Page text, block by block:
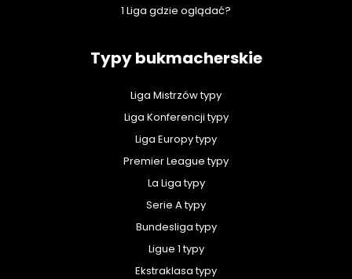
1 Liga gdzie oglądać?
Typy bukmacherskie
Liga Mistrzów typy
Liga Konferencji typy
Liga Europy typy
Premier League typy
La Liga typy
Serie A typy
Bundesliga typy
Ligue 1 typy
Ekstraklasa typy